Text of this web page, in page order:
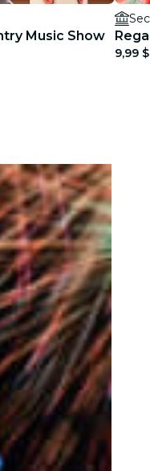
Music Show
9,99 $